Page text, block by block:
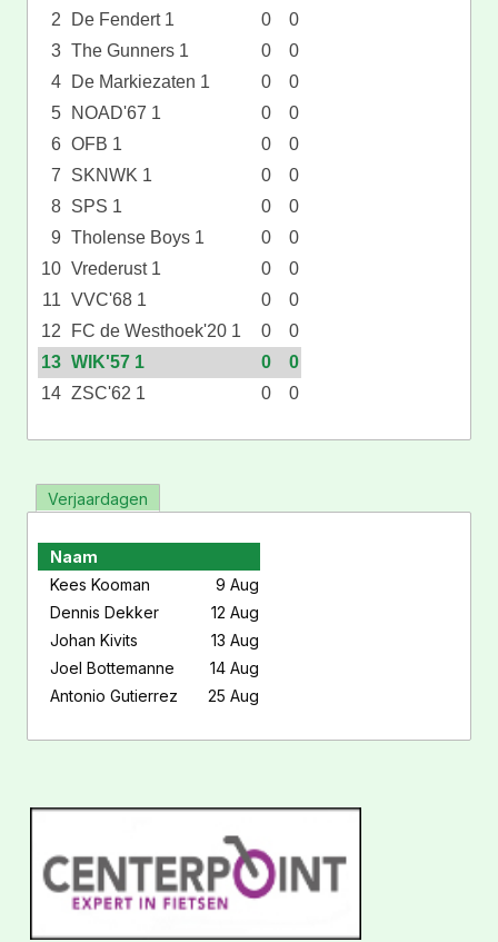
2
De Fendert 1 0
0
3 The Gunners 1 0
0
4
De Markiezaten 1 0
0
5
NOAD'67 1 0
0
6 OFB 1 0
0
7
SKNWK 1 0
0
8 SPS 1 0
0
9 Tholense Boys 1 0
0
10 Vrederust 1 0
0
11 VVC'68 1 0
0
12
FC de Westhoek'20 1 0
0
13 WIK'57 1 0
0
14 ZSC'62 1 0 0
Verjaardagen
Naam
Kees Kooman
9 Aug
Dennis Dekker
12 Aug
Johan Kivits
13 Aug
Joel Bottemanne
14 Aug
Antonio Gutierrez
25 Aug